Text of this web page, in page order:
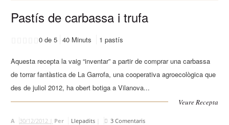
Pastís de carbassa i trufa
0 de 5 40 Minuts 1 pastís
Aquesta recepta la vaig “inventar” a partir de comprar una carbassa
de torrar fantàstica de La Garrofa, una cooperativa agroecològica que
des de juliol 2012, ha obert botiga a Vilanova...
Veure Recepta
A 30/12/2012 | Per Llepadits 3 Comentaris